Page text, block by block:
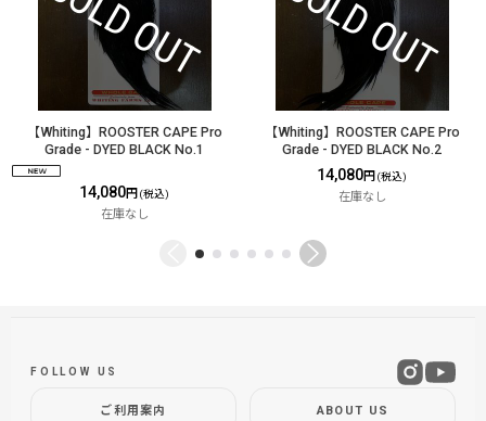
【Whiting】ROOSTER CAPE Pro
Grade - DYED BLACK No.1
14,080円 (税込)
在庫なし
【Whiting】ROOSTER CAPE Pro
Grade - DYED BLACK No.2
14,080円 (税込)
在庫なし
ご利用案内 ABOUT US
FOLLOW US